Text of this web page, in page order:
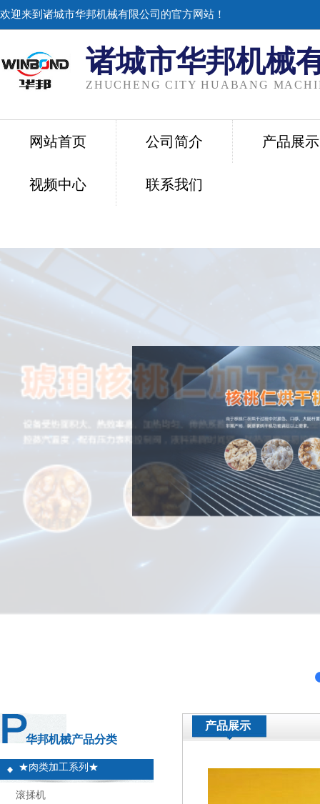
欢迎来到诸城市华邦机械有限公司的官方网站！
诸城市华邦机械
ZHUCHENG CITY HUABANG
网站首页 公司简介 产品展示
视频中心 联系我们
华邦机械产品分类
★肉类加工系列★
滚揉机
产品展示